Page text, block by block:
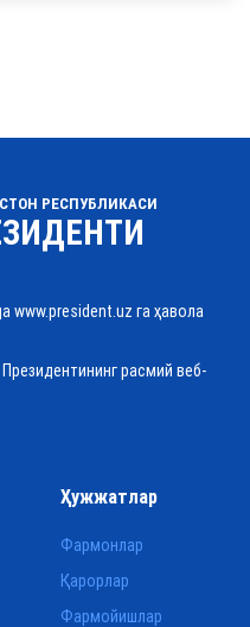
РЕСПУБЛИКАСИ
www.president.uz га ҳавола
расмий веб-
Ҳужжатлар
Фармонлар
Қарорлар
Фармойишлар